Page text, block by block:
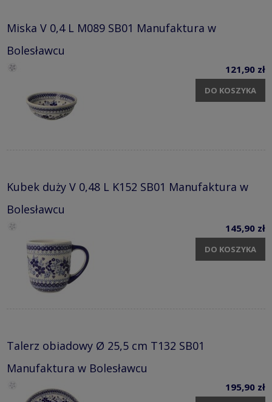
Miska V 0,4 L M089 SB01 Manufaktura w
Bolesławcu
121,90 zł
DO KOSZYKA
Kubek duży V 0,48 L K152 SB01 Manufaktura w
Bolesławcu
145,90 zł
DO KOSZYKA
Talerz obiadowy Ø 25,5 cm T132 SB01
Manufaktura w Bolesławcu
195,90 zł